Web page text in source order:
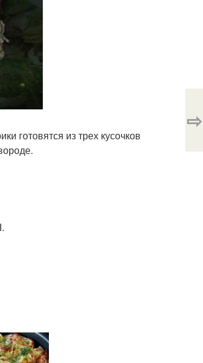
готовятся из трех кусочков
⇨